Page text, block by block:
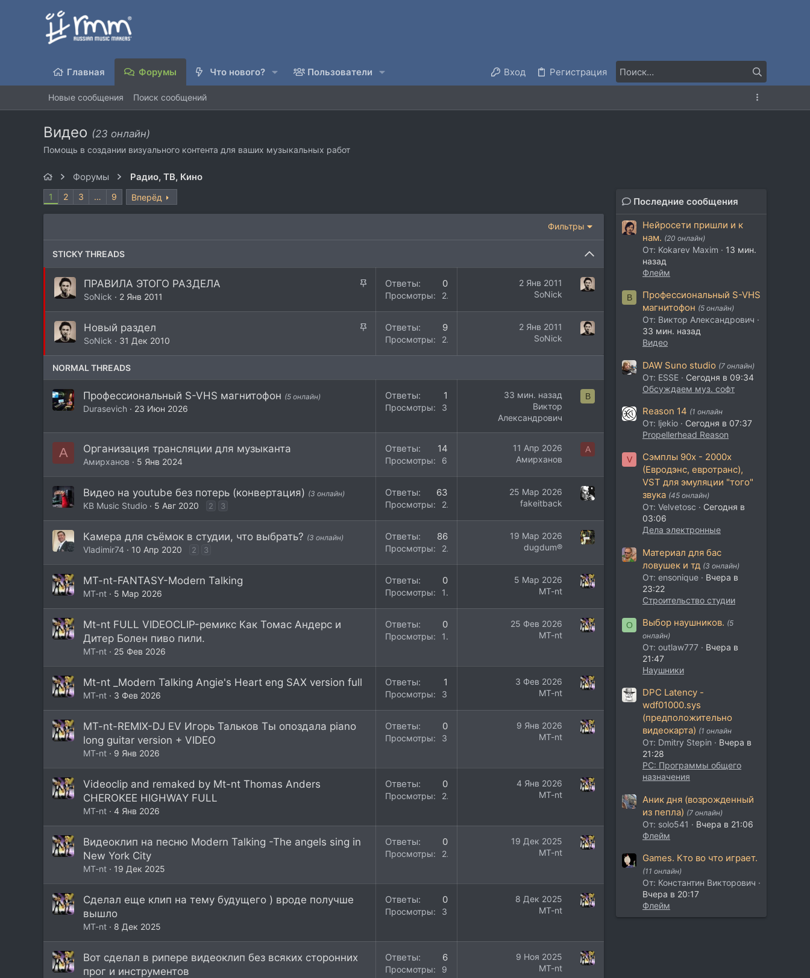
Главная Форумы Что нового? Пользователи Вход Регистрация
Новые сообщения Поиск сообщений
Видео (23 онлайн)
Помощь в создании визуального контента для ваших музыкальных работ
Форумы Радио, ТВ, Кино
1 2 3 … 9 Вперёд
Фильтры
STICKY THREADS
З
л
н
ПРАВИЛА ЭТОГО РАЗДЕЛА
SoNick 2 Янв 2011
Ответы 0
Просмотры 20K
2 Янв 2011
SoNick
З
Новый раздел
SoNick 31 Дек 2010
Ответы 9
Просмотры 22K
2 Янв 2011
SoNick
NORMAL THREADS
Профессиональный S-VHS магнитофон (5 онлайн)
Durasevich 23 Июн 2026
Ответы 1
Просмотры
33 мин. назад
Виктор
Александрович
В
A Организация трансляции для музыканта
Aмирханов 5 Янв 2024
Ответы 14
Просмотры
11 Апр 2026
Aмирханов
A
Видео на youtube без потерь (конвертация) (3 онлайн)
KB Music Studio 5 Авг 2020 2 3
Ответы 63
Просмотры 27K
25 Мар 2026
fakeitback
Камера для съёмок в студии, что выбрать? (3 онлайн)
Vladimir74 10 Апр 2020 2 3
Ответы 86
Просмотры 23K
19 Мар 2026
dugdum®
MT-nt-FANTASY-Modern Talking
МT-nt 5 Мар 2026
Ответы 0
Просмотры 159
5 Мар 2026
МT-nt
Mt-nt FULL VIDEOCLIP-ремикс Как Томас Андерс и
Дитер Болен пиво пили.
МT-nt 25 Фев 2026
Ответы 0
Просмотры 193
25 Фев 2026
МT-nt
Mt-nt _Modern Talking Angie's Heart eng SAX version full
МT-nt 3 Фев 2026
Ответы 1
Просмотры
3 Фев 2026
МT-nt
MT-nt-REMIX-DJ EV Игорь Тальков Ты опоздала piano
long guitar version + VIDEO
МT-nt 9 Янв 2026
Ответы 0
Просмотры
9 Янв 2026
МT-nt
Videoclip and remaked by Mt-nt Thomas Anders
CHEROKEE HIGHWAY FULL
МT-nt 4 Янв 2026
Ответы 0
Просмотры 245
4 Янв 2026
МT-nt
Видеоклип на песню Modern Talking -The angels sing in
New York City
МT-nt 19 Дек 2025
Ответы 0
Просмотры 257
19 Дек 2025
МT-nt
Сделал еще клип на тему будущего ) вроде получше
вышло
МT-nt 8 Дек 2025
Ответы 0
Просмотры
8 Дек 2025
МT-nt
Вот сделал в рипере видеоклип без всяких сторонних
прог и инструментов
Ответы 6
Просмотры
9 Ноя 2025
МT-nt
Последние сообщения
Нейросети пришли и к
нам. (20 онлайн)
От: Kokarev Maxim
13 мин.
назад
Флейм
В
Профессиональный S-VHS
магнитофон (5 онлайн)
От: Виктор Александрович
33 мин. назад
Видео
DAW Suno studio (7 онлайн)
От: ESSE
Сегодня в 09:34
Обсуждаем муз. софт
Reason 14 (1 онлайн
От: ljekio
Сегодня в 07:37
Propellerhead Reason
V
Сэмплы 90х - 2000х
(Евродэнс, евротранс),
VST для эмуляции "того"
звука (45 онлайн)
От: Velvetosc
Сегодня в
03:06
Дела электронные
Материал для бас
ловушек и тд (3 онлайн)
От: ensonique
Вчера в
23:22
Строительство студии
O Выбор наушников. (5
онлайн)
От: outlaw777
Вчера в
21:47
Наушники
DPC Latency -
wdf01000.sys
(предположительно
видеокарта) (1 онлайн
От: Dmitry Stepin
Вчера в
21:28
PC: Программы общего
назначения
Аник дня (возрожденный
из пепла) (7 онлайн)
От: solo541
Вчера в 21:06
Флейм
Games. Кто во что играет.
(11 онлайн)
От: Константин Викторович
Вчера в 20:17
Флейм